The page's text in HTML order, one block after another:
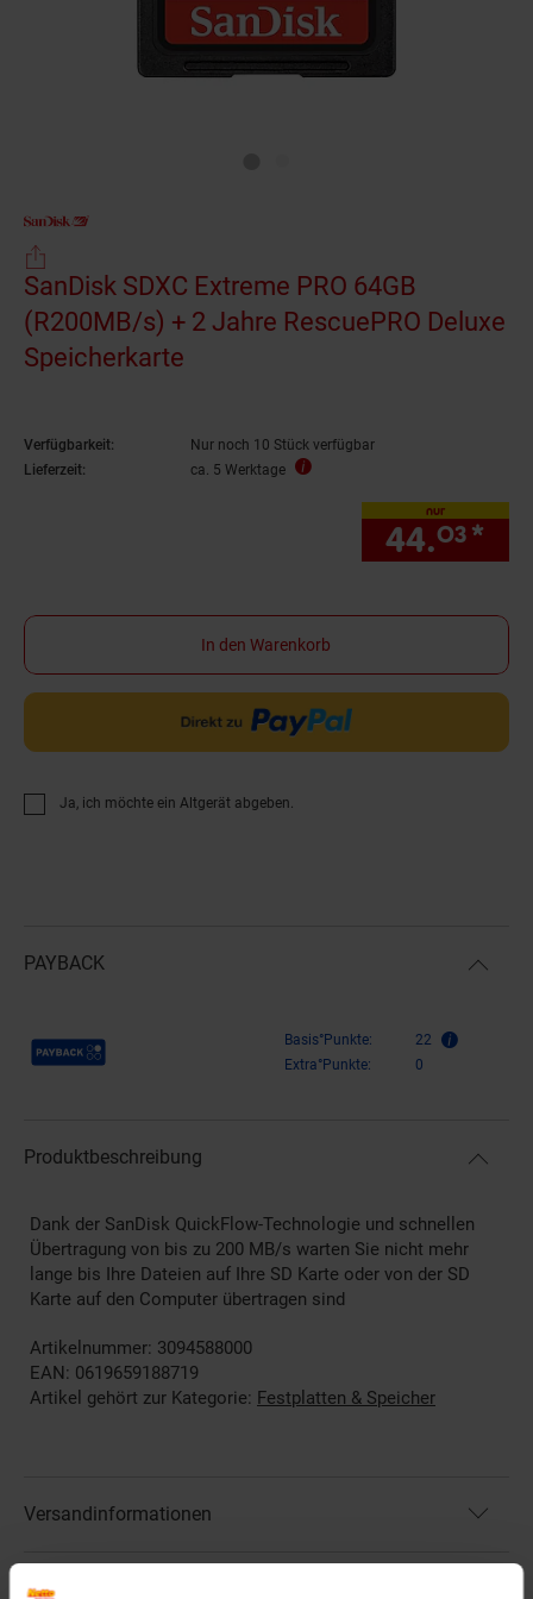
SanDisk SDXC Extreme PRO 64GB
(R200MB/s) + 2 Jahre RescuePRO Deluxe
Speicherkarte
Verfügbarkeit:
Nur noch 10 Stück verfügbar
Lieferzeit:
ca. 5 Werktage
nur
44.03 *
In den Warenkorb
Ja, ich möchte ein Altgerät abgeben.
PAYBACK
Payback Punkte Basis°Punkte:
22
Extra°Punkte:
0
Produktbeschreibung
Dank der SanDisk QuickFlow-Technologie und schnellen
Übertragung von bis zu 200 MB/s warten Sie nicht mehr
lange bis Ihre Dateien auf Ihre SD Karte oder von der SD
Karte auf den Computer übertragen sind
Artikelnummer: 3094588000
EAN: 0619659188719
Artikel gehört zur Kategorie: Festplatten & Speicher
Versandinformationen
Herstellerinformationen